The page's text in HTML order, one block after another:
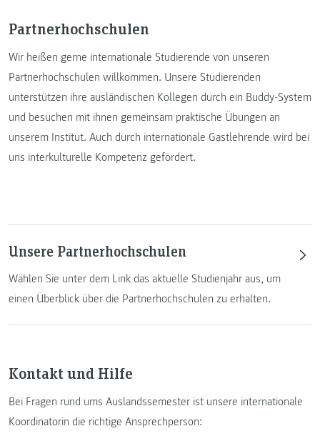
Partnerhochschulen
Wir heißen gerne internationale Studierende von unseren
Partnerhochschulen willkommen. Unsere Studierenden
unterstützen ihre ausländischen Kollegen durch ein Buddy-System
und besuchen mit ihnen gemeinsam praktische Übungen an
unserem Institut. Auch durch internationale Gastlehrende wird bei
uns interkulturelle Kompetenz gefördert.
Unsere Partnerhochschulen
Wählen Sie unter dem Link das aktuelle Studienjahr aus, um
einen Überblick über die Partnerhochschulen zu erhalten.
Kontakt und Hilfe
Bei Fragen rund ums Auslandssemester ist unsere internationale
Koordinatorin die richtige Ansprechperson: